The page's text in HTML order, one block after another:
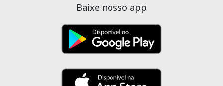
Baixe nosso app